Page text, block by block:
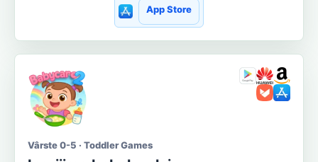
App Store
Vârste 0-5 · Toddler Games